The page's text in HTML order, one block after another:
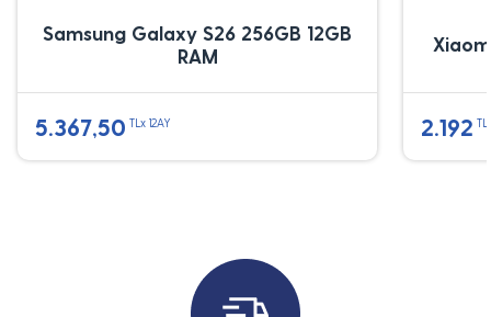
Samsung Galaxy S26 256GB 12GB
RAM
5.367,50 TLx 12AY 2.192